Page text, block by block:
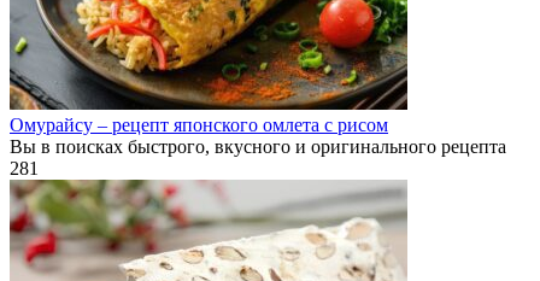
Омурайсу – рецепт японского омлета с рисом
Вы в поисках быстрого, вкусного и оригинального рецепта
281